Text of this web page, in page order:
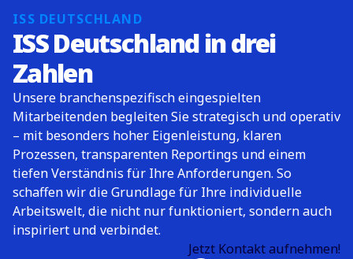
ISS DEUTSCHLAND
ISS Deutschland in drei
Zahlen
Unsere branchenspezifisch eingespielten
Mitarbeitenden begleiten Sie strategisch und operativ
– mit besonders hoher Eigenleistung, klaren
Prozessen, transparenten Reportings und einem
tiefen Verständnis für Ihre Anforderungen. So
schaffen wir die Grundlage für Ihre individuelle
Arbeitswelt, die nicht nur funktioniert, sondern auch
inspiriert und verbindet.
Jetzt Kontakt aufnehmen!